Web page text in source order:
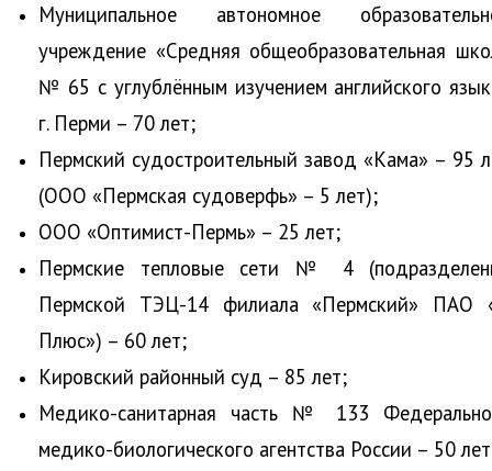
Муниципальное автономное
учреждение «Средняя общеобразовательная
№ 65 с углублённым изучением английского
г. Перми – 70 лет;
Пермский судостроительный завод «Кама» – 95
(ООО «Пермская судоверфь» – 5 лет);
ООО «Оптимист-Пермь» – 25 лет;
Пермские тепловые сети № 4
Пермской ТЭЦ-14 филиала «Пермский» ПАО
Плюс») – 60 лет;
Кировский районный суд – 85 лет;
Медико-санитарная часть № 133
медико-биологического агентства России ­– 50